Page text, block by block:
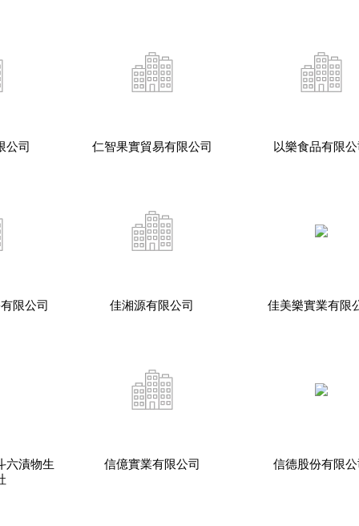
公司 仁智果實貿易有限公司 以樂食品有限
限公司 佳湘源有限公司 佳美樂實業有限
六漬物生
信億實業有限公司 信德股份有限